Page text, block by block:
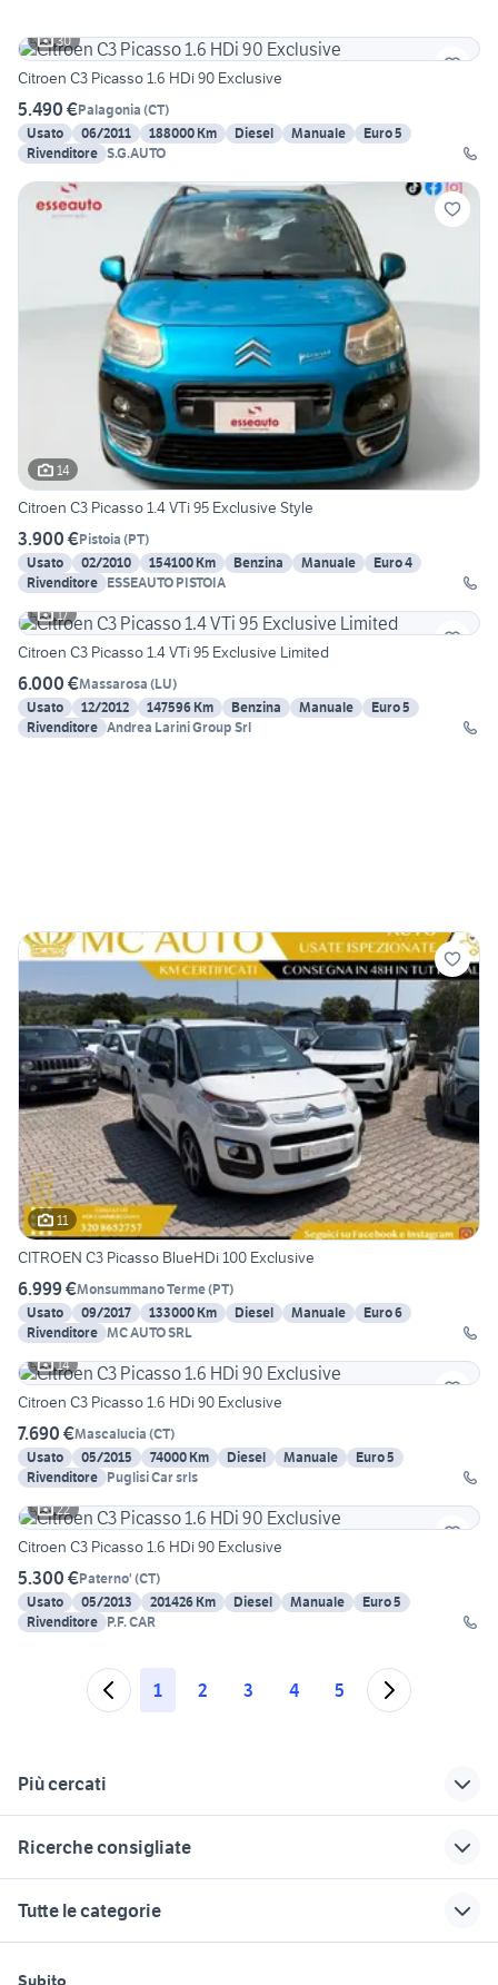
30
Citroen C3 Picasso 1.6 HDi 90 Exclusive
5.490 €Palagonia (CT)
Usato
06/2011 188000 Km Diesel Manuale
Euro 5
Rivenditore S.G.AUTO
14
Citroen C3 Picasso 1.4 VTi 95 Exclusive Style
3.900 €Pistoia (PT)
Usato
02/2010 154100 Km Benzina Manuale
Euro 4
Rivenditore ESSEAUTO PISTOIA
17
Citroen C3 Picasso 1.4 VTi 95 Exclusive Limited
6.000 €Massarosa (LU)
Usato
12/2012 147596 Km Benzina Manuale
Euro 5
Rivenditore Andrea Larini Group Srl
11
CITROEN C3 Picasso BlueHDi 100 Exclusive
6.999 €Monsummano Terme(PT)
Usato
09/2017 133000 Km Diesel Manuale
Euro 6
Rivenditore MC AUTO SRL
14
Citroen C3 Picasso 1.6 HDi 90 Exclusive
7.690 €Mascalucia (CT)
Usato
05/2015 74000 Km Diesel Manuale
Euro 5
Rivenditore Puglisi Car srls
22
Citroen C3 Picasso 1.6 HDi 90 Exclusive
5.300 €Paterno' (CT)
Usato
05/2013 201426 Km Diesel Manuale
Euro 5
Rivenditore P.F. CAR
1 2 3 4 5
Più cercati
citroen 2 cv
charleston auto
citroen c3 km 0
Milano
auto usate chieti
Ricerche consigliate
opel frontera 4x4
Tutte le categorie
Subito